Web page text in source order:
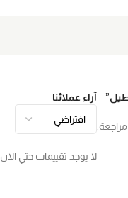
آراء عملائنا
لا يوجد تقييمات حتي الان